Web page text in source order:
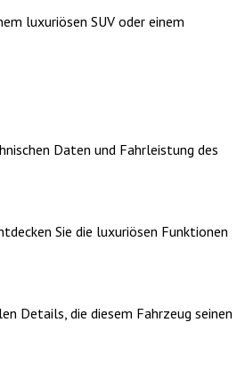
luxuriösen SUV oder einem
Daten und Fahrleistung des
Sie die luxuriösen Funktionen
Details, die diesem Fahrzeug seinen